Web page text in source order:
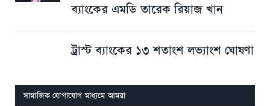
ব্যাংকের এমডি তারেক রিয়াজ খান
ট্রাস্ট ব্যাংকের ১৩ শতাংশ লভ্যাংশ ঘোষণা
সামাজিক যোগাযোগ মাধ্যমে আমরা